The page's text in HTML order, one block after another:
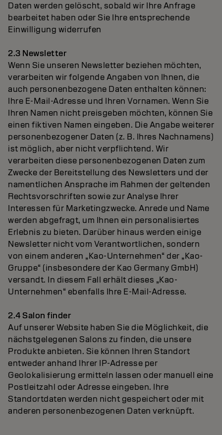
Daten werden gelöscht, sobald wir Ihre Anfrage
bearbeitet haben oder Sie Ihre entsprechende
Einwilligung widerrufen
2.3 Newsletter
Wenn Sie unseren Newsletter beziehen möchten,
verarbeiten wir folgende Angaben von Ihnen, die
auch personenbezogene Daten enthalten können:
Ihre E-Mail-Adresse und Ihren Vornamen. Wenn Sie
Ihren Namen nicht preisgeben möchten, können Sie
einen fiktiven Namen eingeben. Die Angabe weiterer
personenbezogener Daten (z. B. Ihres Nachnamens)
ist möglich, aber nicht verpflichtend. Wir
verarbeiten diese personenbezogenen Daten zum
Zwecke der Bereitstellung des Newsletters und der
namentlichen Ansprache im Rahmen der geltenden
Rechtsvorschriften sowie zur Analyse Ihrer
Interessen für Marketingzwecke. Anrede und Name
werden abgefragt, um Ihnen ein personalisiertes
Erlebnis zu bieten. Darüber hinaus werden einige
Newsletter nicht vom Verantwortlichen, sondern
von einem anderen „Kao-Unternehmen“ der „Kao-
Gruppe“ (insbesondere der Kao Germany GmbH)
versandt. In diesem Fall erhält dieses „Kao-
Unternehmen“ ebenfalls Ihre E-Mail-Adresse.
2.4 Salon finder
Auf unserer Website haben Sie die Möglichkeit, die
nächstgelegenen Salons zu finden, die unsere
Produkte anbieten. Sie können Ihren Standort
entweder anhand Ihrer IP-Adresse per
Geolokalisierung ermitteln lassen oder manuell eine
Postleitzahl oder Adresse eingeben. Ihre
Standortdaten werden nicht gespeichert oder mit
anderen personenbezogenen Daten verknüpft.